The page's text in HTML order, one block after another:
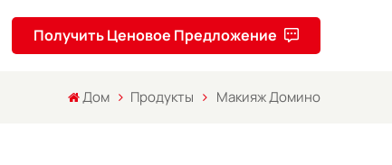
Получить Ценовое Предложение
Дом Продукты Макияж Домино